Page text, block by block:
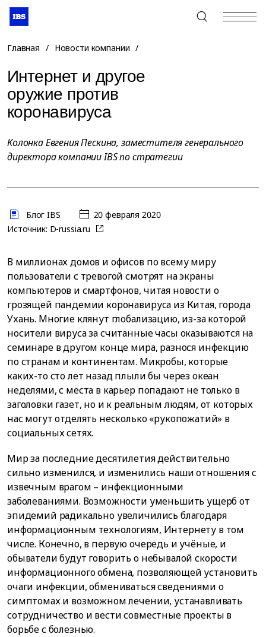
+7 (495) 967-80-80
Главная / Новости компании /
Интернет и другое
оружие против
коронавируса
Колонка Евгения Пескина, заместителя генерального
директора компании IBS по стратегии
Блог IBS
20 февраля 2020
Источник: D-russia.ru
В миллионах домов и офисов по всему миру
пользователи с тревогой смотрят на экраны
компьютеров и смартфонов, читая новости о
грозящей пандемии коронавируса из Китая, города
Ухань. Многие клянут глобализацию, из-за которой
носители вируса за считанные часы оказываются на
семинаре в другом конце мира, разнося инфекцию
по странам и континентам. Микробы, которые
каких-то сто лет назад плыли бы через океан
неделями, с места в карьер попадают не только в
заголовки газет, но и к реальным людям, от которых
нас могут отделять несколько «рукопожатий» в
социальных сетях.
Мир за последние десятилетия действительно
сильно изменился, и изменились наши отношения с
извечным врагом – инфекционными
заболеваниями. Возможности уменьшить ущерб от
эпидемий радикально увеличились благодаря
информационным технологиям, Интернету в том
числе. Конечно, в первую очередь и учёные, и
обыватели будут говорить о небывалой скорости
информационного обмена, позволяющей установить
очаги инфекции, обмениваться сведениями о
симптомах и возможном лечении, устанавливать
сотрудничество и вести совместные проекты в
борьбе с болезнью.